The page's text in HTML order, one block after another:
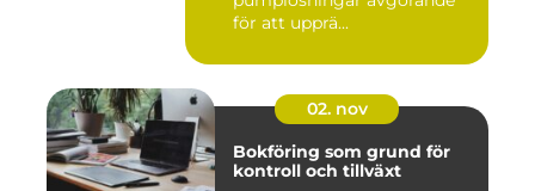
för att upprä...
02. nov
Bokföring som grund för
kontroll och tillväxt